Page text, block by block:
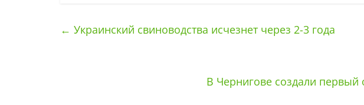
← Украинский свиноводства исчезнет через 2-3 года
В Чернигове создали